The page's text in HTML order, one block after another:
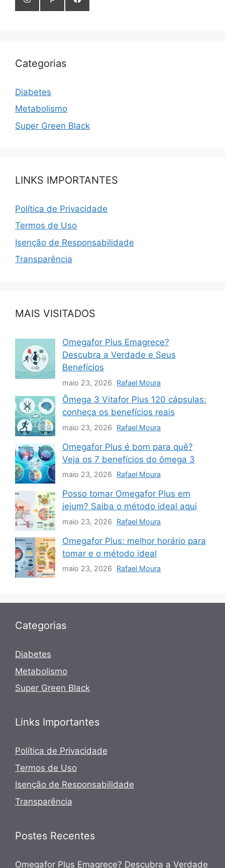
Categorias
Diabetes
Metabolismo
Super Green Black
LINKS IMPORTANTES
Política de Privacidade
Termos de Uso
Isenção de Responsabilidade
Transparência
MAIS VISITADOS
Omegafor Plus Emagrece?
Descubra a Verdade e Seus
Benefícios
maio 23, 2026 Rafael Moura
Ômega 3 Vitafor Plus 120 cápsulas:
conheça os benefícios reais
maio 23, 2026 Rafael Moura
Omegafor Plus é bom para quê?
Veja os 7 benefícios do ômega 3
maio 23, 2026 Rafael Moura
Posso tomar Omegafor Plus em
jejum? Saiba o método ideal aqui
maio 23, 2026 Rafael Moura
Omegafor Plus: melhor horário para
tomar e o método ideal
maio 23, 2026 Rafael Moura
Categorias
Diabetes
Metabolismo
Super Green Black
Links Importantes
Política de Privacidade
Termos de Uso
Isenção de Responsabilidade
Transparência
Postes Recentes
Omegafor Plus Emagrece? Descubra a Verdade